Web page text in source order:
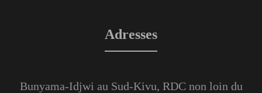
Adresses
Bunyama-Idjwi au Sud-Kivu, RDC non loin du